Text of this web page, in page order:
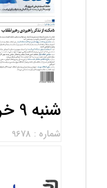
شنبه 9 خرداد 1405
شماره : 9678